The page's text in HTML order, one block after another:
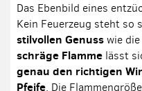
Das Ebenbild eines
Kein Feuerzeug steht so
stilvollen Genusswie
schräge Flamme lässt
genau den richtigen
Pfeife. Die